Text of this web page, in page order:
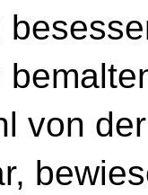
von